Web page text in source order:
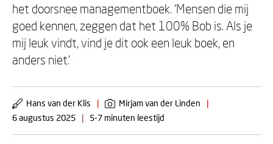
het doorsnee managementboek. ‘Mensen die mij
goed kennen, zeggen dat het 100% Bob is. Als je
mij leuk vindt, vind je dit ook een leuk boek, en
anders niet.’
Hans van der Klis | Mirjam van der Linden
|
6 augustus 2025
| 5-7 minuten leestijd